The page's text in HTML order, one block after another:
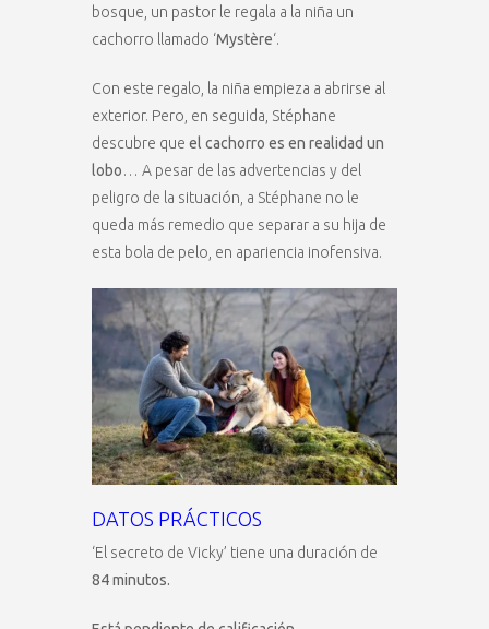
bosque, un pastor le regala a la niña un
cachorro llamado ‘Mystère‘.
Con este regalo, la niña empieza a abrirse al
exterior. Pero, en seguida, Stéphane
descubre que el cachorro es en realidad un
lobo… A pesar de las advertencias y del
peligro de la situación, a Stéphane no le
queda más remedio que separar a su hija de
esta bola de pelo, en apariencia inofensiva.
DATOS PRÁCTICOS
‘El secreto de Vicky’ tiene una duración de
84 minutos.